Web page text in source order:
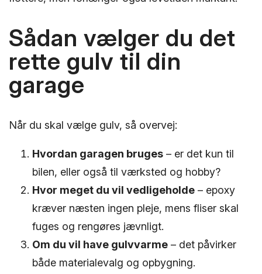
Sådan vælger du det
rette gulv til din
garage
Når du skal vælge gulv, så overvej:
Hvordan garagen bruges – er det kun til
bilen, eller også til værksted og hobby?
Hvor meget du vil vedligeholde – epoxy
kræver næsten ingen pleje, mens fliser skal
fuges og rengøres jævnligt.
Om du vil have gulvvarme – det påvirker
både materialevalg og opbygning.